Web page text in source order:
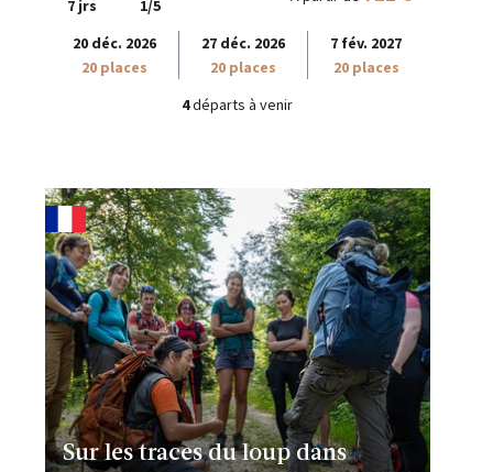
7 jrs
1/5
20 déc. 2026
20 places
27 déc. 2026
20 places
7 fév. 2027
20 places
4départs à venir
Sur les traces du loup dans